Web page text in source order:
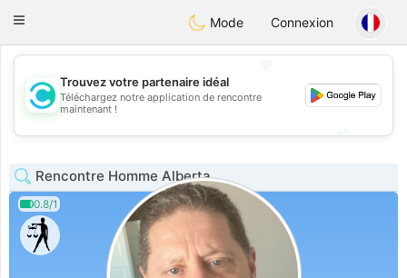
olombiaCitas
Toggle
Mode Connexion
💖
💕
Trouvez votre partenaire idéal
Téléchargez notre application de rencontre
maintenant !
Rencontre Homme Alberta
0.8/1